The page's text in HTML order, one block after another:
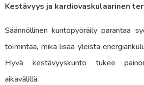
Kestävyys ja kardiovaskulaarinen
Säännöllinen kuntopyöräily parantaa
toimintaa, mikä lisää yleistä
Hyvä kestävyyskunto tukee
aikavälillä.